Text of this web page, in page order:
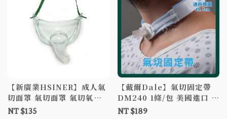
【新廣業HSINER】成人氣
切面罩 氣切面罩 氣切氧氣
面罩 氧氣罩 大人氣切面罩
NT $135
【戴爾Dale】氣切固定帶
DM240 1條/包 美國進口 氣
管管路固定裝置 氣切 戴爾
NT $189